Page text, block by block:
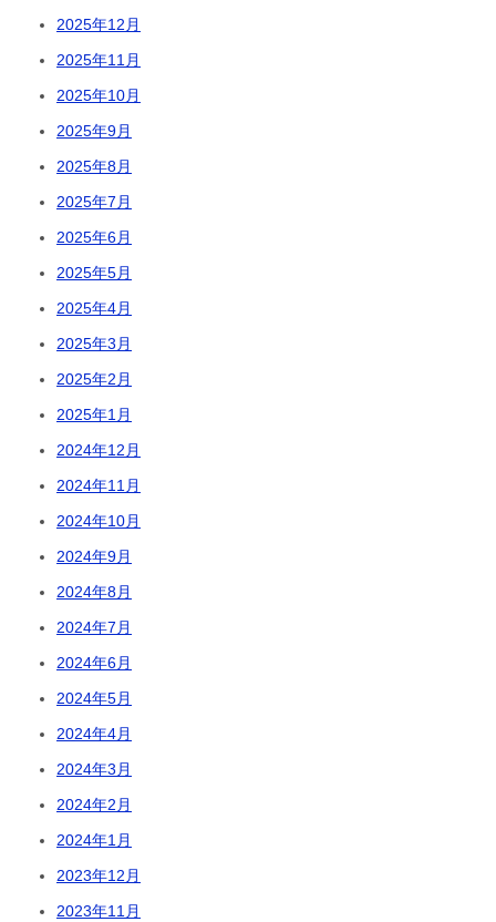
2025年12月
2025年11月
2025年10月
2025年9月
2025年8月
2025年7月
2025年6月
2025年5月
2025年4月
2025年3月
2025年2月
2025年1月
2024年12月
2024年11月
2024年10月
2024年9月
2024年8月
2024年7月
2024年6月
2024年5月
2024年4月
2024年3月
2024年2月
2024年1月
2023年12月
2023年11月